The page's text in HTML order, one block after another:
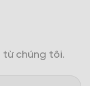
chúng tôi.